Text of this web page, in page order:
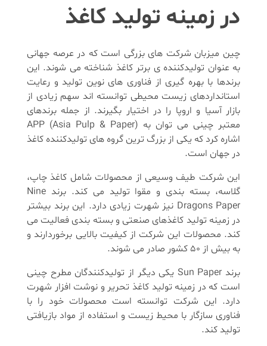
در زمینه تولید کاغذ
چین میزبان شرکت های بزرگی است که در عرصه جهانی
به عنوان تولیدکننده ی برتر کاغذ شناخته می شوند. این
برندها با بهره گیری از فناوری های نوین تولید و رعایت
استانداردهای زیست محیطی توانسته اند سهم زیادی از
بازار آسیا و اروپا را در اختیار بگیرند. از جمله برندهای
معتبر چینی می توان به APP (Asia Pulp & Paper)
اشاره کرد که یکی از بزرگ ترین گروه های تولیدکننده کاغذ
در جهان است.
این شرکت طیف وسیعی از محصولات شامل کاغذ چاپ،
گلاسه، بسته بندی و مقوا تولید می کند. برند Nine
Dragons Paper نیز شهرت زیادی دارد. این برند بیشتر
در زمینه تولید کاغذهای صنعتی و بسته بندی فعالیت می
کند. محصولات این شرکت از کیفیت بالایی برخوردارند و
به بیش از ۵۰ کشور صادر می شوند.
برند Sun Paper یکی دیگر از تولیدکنندگان مطرح چینی
است که در زمینه تولید کاغذ تحریر و نوشت افزار شهرت
دارد. این شرکت توانسته است محصولات خود را با
فناوری سازگار با محیط زیست و استفاده از مواد بازیافتی
تولید کند.